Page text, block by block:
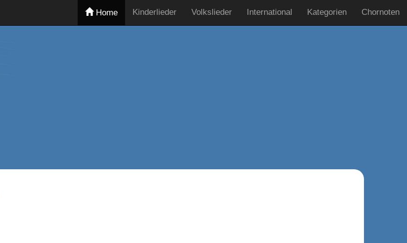
Home Kinderlieder Volkslieder International Kategorien Chornoten